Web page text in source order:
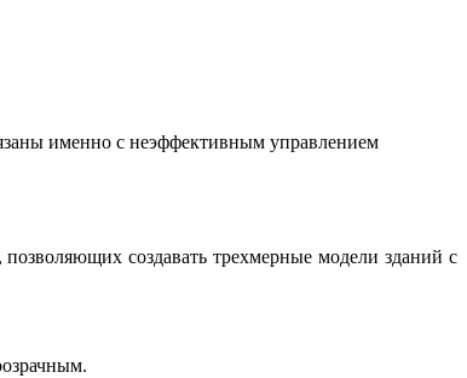
именно с неэффективным управлением
создавать трехмерные модели зданий с